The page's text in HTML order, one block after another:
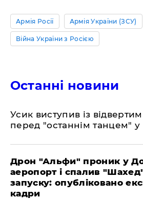
Армія Росії Армія України (ЗСУ)
Війна України з Росією
Останні новини
​Усик виступив із
перед "останнім танцем" у
​Дрон "Альфи" проник у
аеропорт і спалив
запуску: опубліковано
кадри